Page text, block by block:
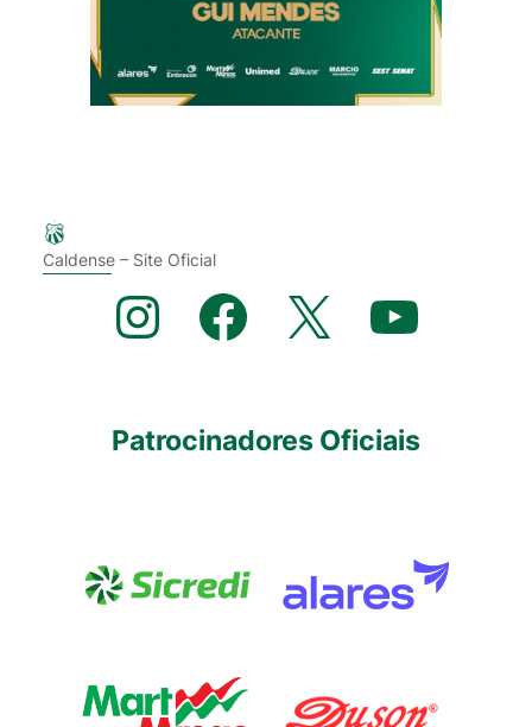
Caldense – Site Oficial
Instagram Facebook X YouTube
Patrocinadores Oficiais